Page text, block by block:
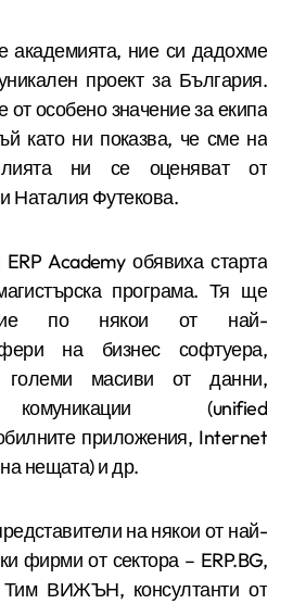
академията, ние си дадохме
проект за България.
от особено значение за екипа
като ни показва, че сме на
ни се оценяват от
Наталия Футекова.
Academy обявиха старта
програма. Тя ще
по някои от най-
на бизнес софтуера,
големи масиви от данни,
(unified
приложения, Internet
нещата) и др.
на някои от най-
фирми от сектора – ERP.BG,
Тим ВИЖЪН, консултанти от